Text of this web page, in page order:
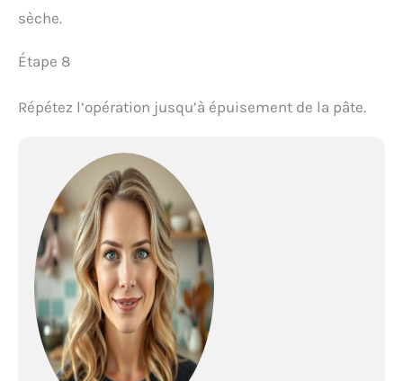
sèche.
Étape 8
Répétez l’opération jusqu’à épuisement de la pâte.